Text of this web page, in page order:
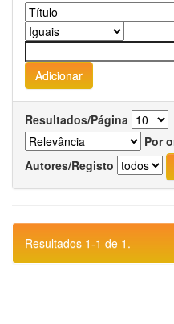
Resultados/Página
Por
Autores/Registo
Resultados 1-1 de 1.